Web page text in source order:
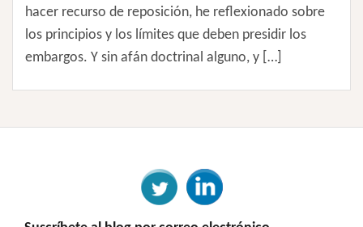
hacer recurso de reposición, he reflexionado sobre
los principios y los límites que deben presidir los
embargos. Y sin afán doctrinal alguno, y […]